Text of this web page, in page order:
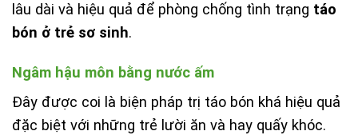
lâu dài và hiệu quả để phòng chống tình trạng táo
bón ở trẻ sơ sinh.
Ngâm hậu môn bằng nước ấm
Đây được coi là biện pháp trị táo bón khá hiệu quả
đặc biệt với những trẻ lười ăn và hay quấy khóc.